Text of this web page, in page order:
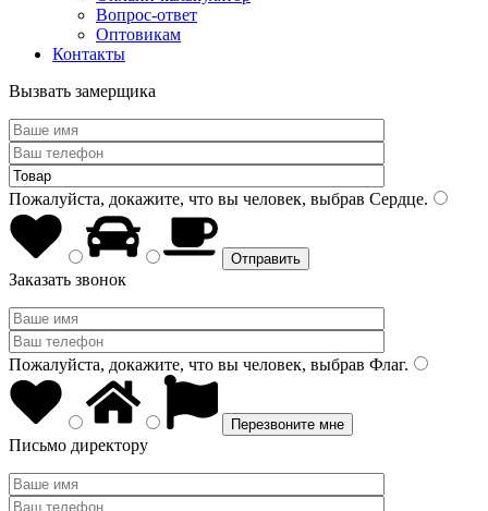
Вопрос-ответ
Оптовикам
Контакты
Вызвать замерщика
Пожалуйста, докажите, что вы человек, выбрав Сердце.
Заказать звонок
Пожалуйста, докажите, что вы человек, выбрав Флаг.
Письмо директору